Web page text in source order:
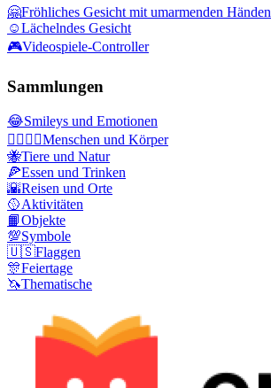
🤗Fröhliches Gesicht mit umarmenden Händen
☺️Lächelndes Gesicht
🎮Videospiele-Controller
Sammlungen
😂Smileys und Emotionen
👩‍❤️‍💋‍👨Menschen und Körper
🐝Tiere und Natur
🍕Essen und Trinken
🌇Reisen und Orte
🥎Aktivitäten
📙Objekte
💯Symbole
🇺🇸Flaggen
🎊Feiertage
🦄Thematische